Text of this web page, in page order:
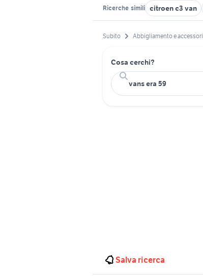
Ricerche simili citroen c3 van
Subito Abbigliamento e accessori
Cosa cerchi?
Salva ricerca